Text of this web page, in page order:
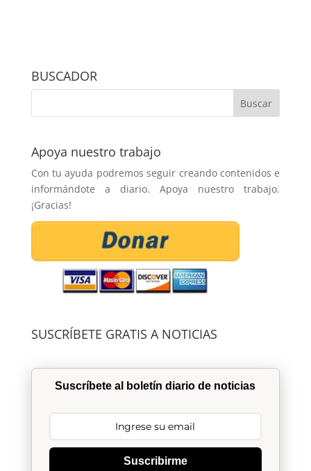
BUSCADOR
Apoya nuestro trabajo
Con tu ayuda podremos seguir creando contenidos e
informándote a diario. Apoya nuestro trabajo.
¡Gracias!
SUSCRÍBETE GRATIS A NOTICIAS
Suscríbete al boletín diario de noticias
Suscribirme